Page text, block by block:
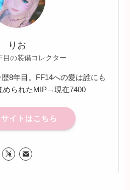
りお
目の装備コレクター
8年目。FF14への愛は誰にも
められたMIP→現在7400
イトはこちら